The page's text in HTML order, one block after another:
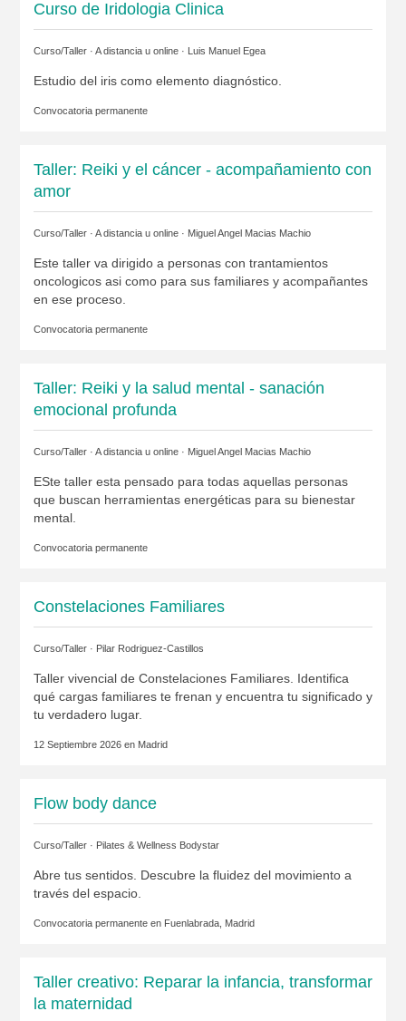
Curso de Iridologia Clinica
Curso/Taller · A distancia u online · Luis Manuel Egea
Estudio del iris como elemento diagnóstico.
Convocatoria permanente
Taller: Reiki y el cáncer - acompañamiento con
amor
Curso/Taller · A distancia u online · Miguel Angel Macias Machio
Este taller va dirigido a personas con trantamientos
oncologicos asi como para sus familiares y acompañantes
en ese proceso.
Convocatoria permanente
Taller: Reiki y la salud mental - sanación
emocional profunda
Curso/Taller · A distancia u online · Miguel Angel Macias Machio
ESte taller esta pensado para todas aquellas personas
que buscan herramientas energéticas para su bienestar
mental.
Convocatoria permanente
Constelaciones Familiares
Curso/Taller · Pilar Rodriguez-Castillos
Taller vivencial de Constelaciones Familiares. Identifica
qué cargas familiares te frenan y encuentra tu significado y
tu verdadero lugar.
12 Septiembre 2026 en Madrid
Flow body dance
Curso/Taller · Pilates & Wellness Bodystar
Abre tus sentidos. Descubre la fluidez del movimiento a
través del espacio.
Convocatoria permanente en Fuenlabrada, Madrid
Taller creativo: Reparar la infancia, transformar
la maternidad